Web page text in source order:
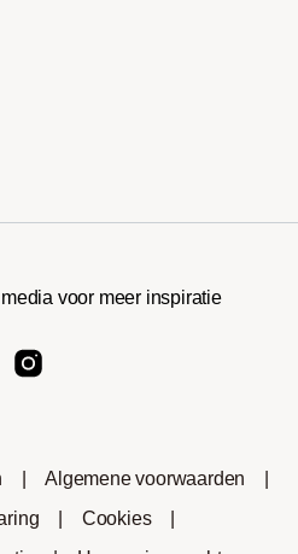
voor meer inspiratie
Algemene voorwaarden
Cookies